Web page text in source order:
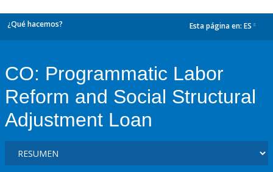
¿Qué hacemos? Esta página en: ES
CO: Programmatic Labor
Reform and Social Structural
Adjustment Loan